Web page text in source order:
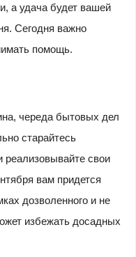
а удача будет вашей
Сегодня важно
помощь.
череда бытовых дел
старайтесь
реализовывайте свои
вам придется
дозволенного и не
избежать досадных